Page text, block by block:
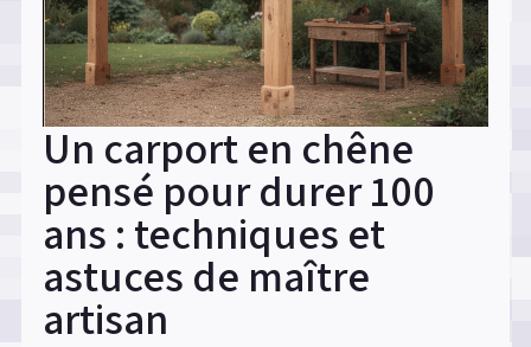
différence »
Un carport en chêne
pensé pour durer 100
ans : techniques et
astuces de maître
artisan